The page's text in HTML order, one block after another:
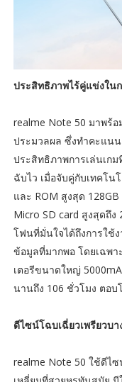
ประสิทธิภาพไร้คู่แข่งใน
realme Note 50 มาพร้
ประมวลผล ซึ่งทำคะแนน
ประสิทธิภาพการเล่นเก
ฉับไว เมื่อจับคู่กับเทคโน
และ ROM สูงสุด
Micro SD card สูงสุดถึ
โฟนที่มั่นใจได้ถึงการใช้
ข้อมูลที่มากพอ โดยเฉพ
เตอรีขนาดใหญ่
นานถึง 106 ชั่วโมง ตอบ
ดีไซน์โฉบเฉี่ยวเพรียวบ
realme Note 50 ใช้ดีไ